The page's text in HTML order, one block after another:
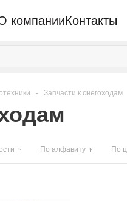
компанииКонтакты
- Запчасти к снегоходам
По алфавиту По